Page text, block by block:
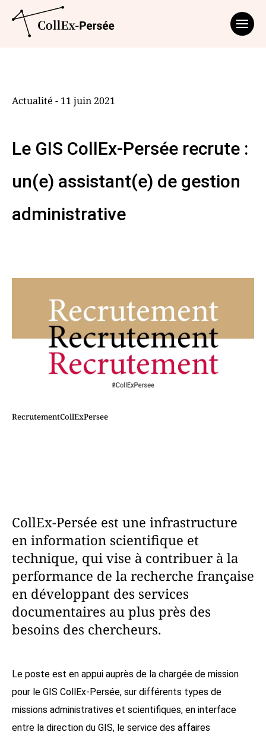
Actualité - 11 juin 2021
Le GIS CollEx-Persée recrute :
un(e) assistant(e) de gestion
administrative
RecrutementCollExPersee
CollEx-Persée est une infrastructure
en information scientifique et
technique, qui vise à contribuer à la
performance de la recherche française
en développant des services
documentaires au plus près des
besoins des chercheurs.
Le poste est en appui auprès de la chargée de mission
pour le GIS CollEx-Persée, sur différents types de
missions administratives et scientifiques, en interface
entre la direction du GIS, le service des affaires